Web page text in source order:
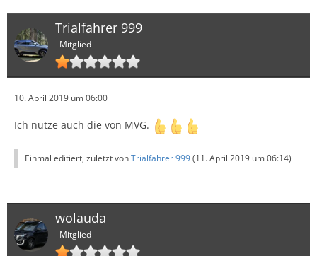
Trialfahrer 999
Mitglied
10. April 2019 um 06:00
Ich nutze auch die von MVG.
Einmal editiert, zuletzt vonTrialfahrer 999(11. April 2019 um 06:14)
wolauda
Mitglied